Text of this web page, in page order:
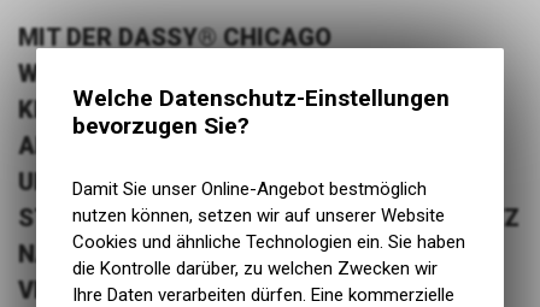
MIT DER DASSY® CHICAGO
WARNSCHUTZBUNDHOSE MIT
KNIEPOLSTERTASCHEN SIND SIE BEI DER
ARBEIT GUT SICHTBAR. DIE WARNFARBE
UND DIE RETROREFLEKTIERENDEN
STREIFEN BIETEN ZERTIFIZIERTEN SCHUTZ
NACH EN ISO 20471 KLASSE 2. DIE
VERSTELLBAREN CORDURA®-
Welche Datenschutz-Einstellungen
bevorzugen Sie?
Damit Sie unser Online-Angebot bestmöglich
nutzen können, setzen wir auf unserer Website
Cookies und ähnliche Technologien ein. Sie haben
die Kontrolle darüber, zu welchen Zwecken wir
Ihre Daten verarbeiten dürfen. Eine kommerzielle